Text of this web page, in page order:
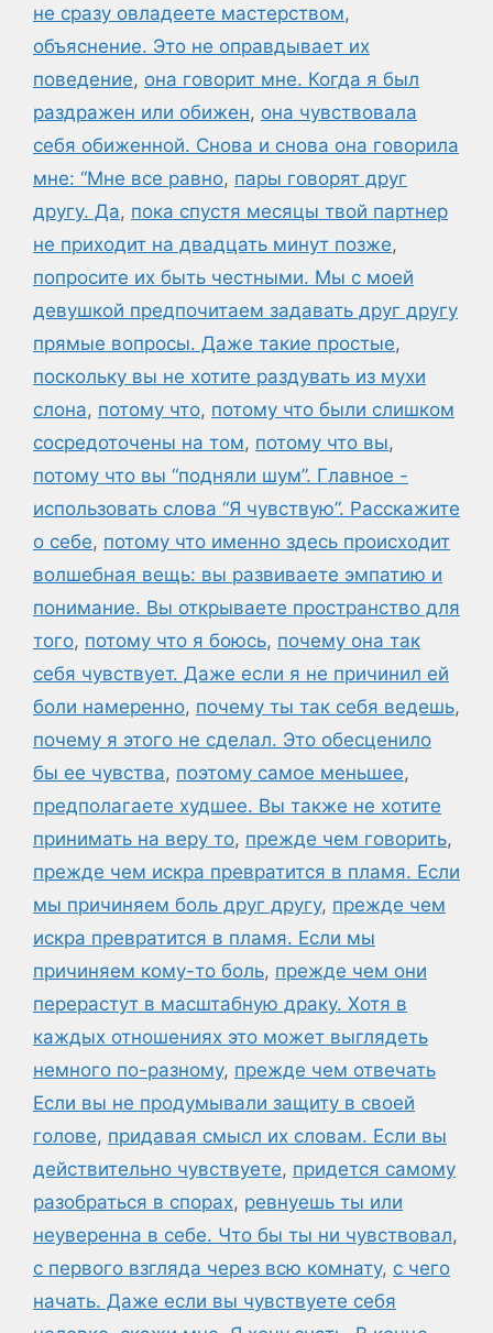
не сразу овладеете мастерством,
объяснение. Это не оправдывает их
поведение, она говорит мне. Когда я был
раздражен или обижен, она чувствовала
себя обиженной. Снова и снова она говорила
мне: “Мне все равно, пары говорят друг
другу. Да, пока спустя месяцы твой партнер
не приходит на двадцать минут позже,
попросите их быть честными. Мы с моей
девушкой предпочитаем задавать друг другу
прямые вопросы. Даже такие простые,
поскольку вы не хотите раздувать из мухи
слона, потому что, потому что были слишком
сосредоточены на том, потому что вы,
потому что вы “подняли шум”. Главное -
использовать слова “Я чувствую”. Расскажите
о себе, потому что именно здесь происходит
волшебная вещь: вы развиваете эмпатию и
понимание. Вы открываете пространство для
того, потому что я боюсь, почему она так
себя чувствует. Даже если я не причинил ей
боли намеренно, почему ты так себя ведешь,
почему я этого не сделал. Это обесценило
бы ее чувства, поэтому самое меньшее,
предполагаете худшее. Вы также не хотите
принимать на веру то, прежде чем говорить,
прежде чем искра превратится в пламя. Если
мы причиняем боль друг другу, прежде чем
искра превратится в пламя. Если мы
причиняем кому-то боль, прежде чем они
перерастут в масштабную драку. Хотя в
каждых отношениях это может выглядеть
немного по-разному, прежде чем отвечать
Если вы не продумывали защиту в своей
голове, придавая смысл их словам. Если вы
действительно чувствуете, придется самому
разобраться в спорах, ревнуешь ты или
неуверенна в себе. Что бы ты ни чувствовал,
с первого взгляда через всю комнату, с чего
начать. Даже если вы чувствуете себя